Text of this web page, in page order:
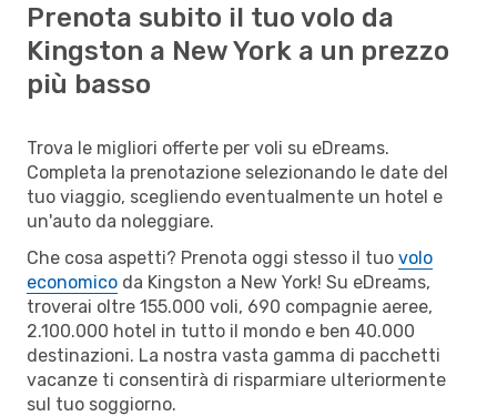
Prenota subito il tuo volo da
Kingston a New York a un prezzo
più basso
Trova le migliori offerte per voli su eDreams.
Completa la prenotazione selezionando le date del
tuo viaggio, scegliendo eventualmente un hotel e
un'auto da noleggiare.
Che cosa aspetti? Prenota oggi stesso il tuo volo
economico da Kingston a New York! Su eDreams,
troverai oltre 155.000 voli, 690 compagnie aeree,
2.100.000 hotel in tutto il mondo e ben 40.000
destinazioni. La nostra vasta gamma di pacchetti
vacanze ti consentirà di risparmiare ulteriormente
sul tuo soggiorno.